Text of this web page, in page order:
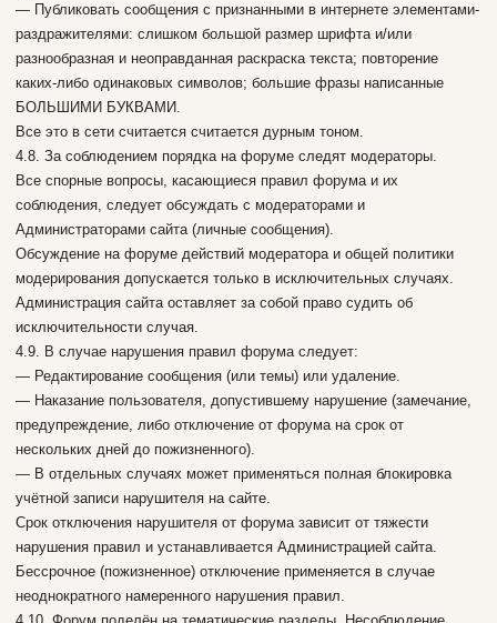
— Публиковать сообщения с признанными в интернете элементами-
раздражителями: слишком большой размер шрифта и/или
разнообразная и неоправданная раскраска текста; повторение
каких-либо одинаковых символов; большие фразы написанные
БОЛЬШИМИ БУКВАМИ.
Все это в сети считается считается дурным тоном.
4.8. За соблюдением порядка на форуме следят модераторы.
Все спорные вопросы, касающиеся правил форума и их
соблюдения, следует обсуждать с модераторами и
Администраторами сайта (личные сообщения).
Обсуждение на форуме действий модератора и общей политики
модерирования допускается только в исключительных случаях.
Администрация сайта оставляет за собой право судить об
исключительности случая.
4.9. В случае нарушения правил форума следует:
— Редактирование сообщения (или темы) или удаление.
— Наказание пользователя, допустившему нарушение (замечание,
предупреждение, либо отключение от форума на срок от
нескольких дней до пожизненного).
— В отдельных случаях может применяться полная блокировка
учётной записи нарушителя на сайте.
Срок отключения нарушителя от форума зависит от тяжести
нарушения правил и устанавливается Администрацией сайта.
Бессрочное (пожизненное) отключение применяется в случае
неоднократного намеренного нарушения правил.